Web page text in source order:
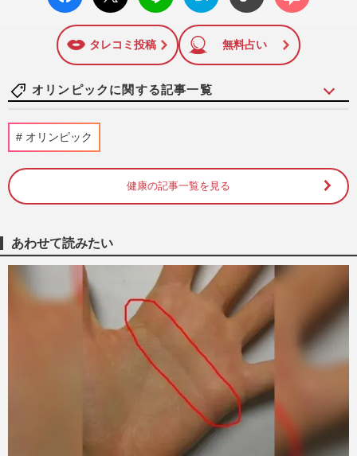
に追加
タレコミ投稿 無料占い
オリンピックに関する記事一覧
週刊女性PRIME 2026/8/6
YouTube開設1日で登録者10万人突破、編
集も自ら担当する“本気路線”…
週刊女性PRIME
高木美帆が“国民栄誉賞”授与決定、納得の
声のウラで「スポーツ選手を利用するな」
政府の“人気取り”に疑…
週刊女性PRIME 2026/7/27
アイスダンス本田真凜＆宇野昌磨こと“し
ょまりん”ペア、練習動画公開でファンも
「ドキドキする」身体を密…
オリンピック
健康の記事一覧を見る
あわせて読みたい